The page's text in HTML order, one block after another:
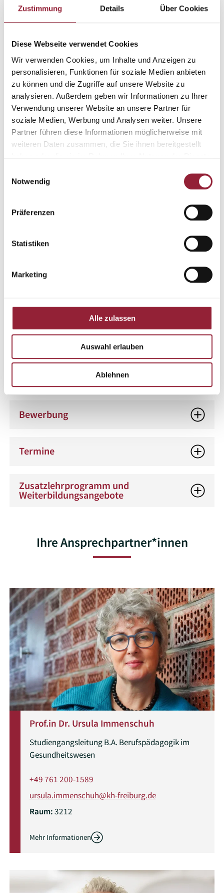
Zustimmung Details Über Cookies
Diese Webseite verwendet Cookies
Wir verwenden Cookies, um Inhalte und Anzeigen zu
personalisieren, Funktionen für soziale Medien anbieten
zu können und die Zugriffe auf unsere Website zu
analysieren. Außerdem geben wir Informationen zu Ihrer
Verwendung unserer Website an unsere Partner für
soziale Medien, Werbung und Analysen weiter. Unsere
Partner führen diese Informationen möglicherweise mit
weiteren Daten zusammen, die Sie ihnen bereitgestellt
Notwendig
Präferenzen
Statistiken
Marketing
Alle zulassen
Auswahl erlauben
Ablehnen
Landeshochschulgesetzes Baden-Württemberg
nachweisen können. Sprechen Sie uns an, wenn Sie dazu
eine abgeschlossene, mindestens dreijährige
Ausbildung in einem Gesundheitsfachberuf, z.B.
Gesundheits- und (Kinder-)Krankenpfleger*in,
Altenpfleger*in, Hebamme / Entbindungspfleger, Ergo-,
Physio-, Logotherapeut*in, Orthoptist*in,
Diätassistent*in, medizinisch-technische*r Assistent*in,
Kompetenzen
Berufliche Perspektiven
Bewerbung
Termine
Zusatzlehrprogramm und
Weiterbildungsangebote
Ihre Ansprechpartner*innen
Prof.in Dr. Ursula Immenschuh
Studiengangsleitung B.A. Berufspädagogik im
Gesundheitswesen
+49 761 200-1589
ursula.immenschuh@kh-freiburg.de
Raum:3212
Mehr Informationen